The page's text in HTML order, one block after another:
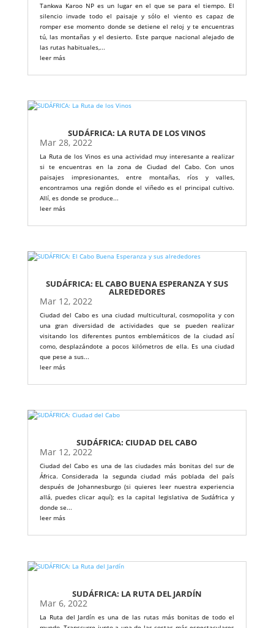
Tankwa Karoo NP es un lugar en el que se para el tiempo. El
silencio invade todo el paisaje y sólo el viento es capaz de
romper ese momento donde se detiene el reloj y te encuentras
tú, las montañas y el desierto. Este parque nacional alejado de
las rutas habituales,...
leer más
SUDÁFRICA: LA RUTA DE LOS VINOS
Mar 28, 2022
La Ruta de los Vinos es una actividad muy interesante a realizar
si te encuentras en la zona de Ciudad del Cabo. Con unos
paisajes impresionantes, entre montañas, ríos y valles,
encontramos una región donde el viñedo es el principal cultivo.
Allí, es donde se produce...
leer más
SUDÁFRICA: EL CABO BUENA ESPERANZA Y SUS
ALREDEDORES
Mar 12, 2022
Ciudad del Cabo es una ciudad multicultural, cosmopolita y con
una gran diversidad de actividades que se pueden realizar
visitando los diferentes puntos emblemáticos de la ciudad así
como, desplazándote a pocos kilómetros de ella. Es una ciudad
que pese a sus...
leer más
SUDÁFRICA: CIUDAD DEL CABO
Mar 12, 2022
Ciudad del Cabo es una de las ciudades más bonitas del sur de
África. Considerada la segunda ciudad más poblada del país
después de Johannesburgo (si quieres leer nuestra experiencia
allá, puedes clicar aquí); es la capital legislativa de Sudáfrica y
donde se...
leer más
SUDÁFRICA: LA RUTA DEL JARDÍN
Mar 6, 2022
La Ruta del Jardín es una de las rutas más bonitas de todo el